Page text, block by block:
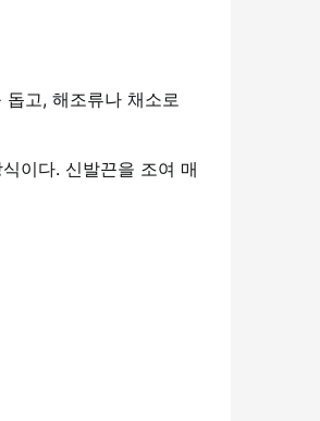
고, 해조류나 채소로
이다. 신발끈을 조여 매